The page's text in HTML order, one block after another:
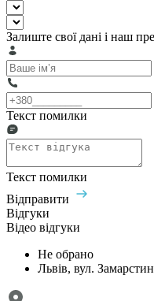
Залиште свої дані і наш
Текст помилки
Текст помилки
Відправити
Відгуки
Відео відгуки
Не обрано
Львів, вул.